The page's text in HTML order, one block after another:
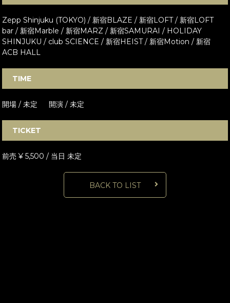
Zepp Shinjuku (TOKYO) / 新宿BLAZE / 新宿LOFT / 新宿LOFT
bar / 新宿Marble / 新宿MARZ / 新宿SAMURAI / HOLIDAY
SHINJUKU / club SCIENCE / 新宿HEIST / 新宿Motion / 新宿
ACB HALL
TIME
開場 / 未定 開演 / 未定
TICKET
前売 ¥ 5,500 / 当日 未定
BACK TO LIST